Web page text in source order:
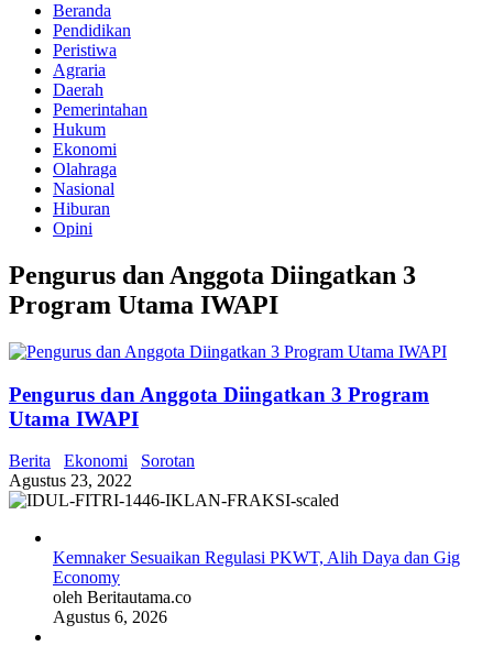
Beranda
Pendidikan
Peristiwa
Agraria
Daerah
Pemerintahan
Hukum
Ekonomi
Olahraga
Nasional
Hiburan
Opini
Pengurus dan Anggota Diingatkan 3
Program Utama IWAPI
Pengurus dan Anggota Diingatkan 3 Program
Utama IWAPI
Berita Ekonomi
Sorotan
Agustus 23, 2022
Kemnaker Sesuaikan Regulasi PKWT, Alih Daya dan Gig
Economy
oleh Beritautama.co
Agustus 6, 2026